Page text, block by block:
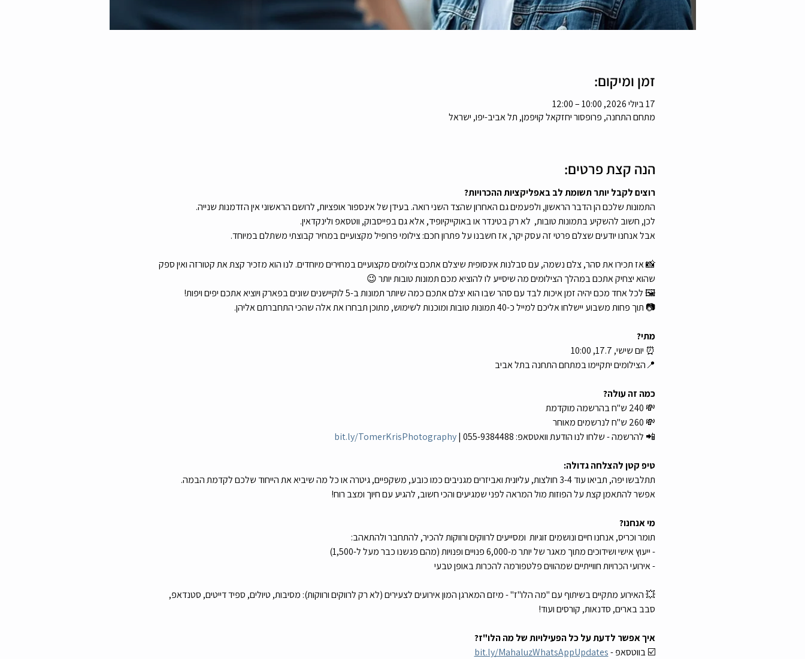
זמן ומיקום:
17 ביולי 2026, 10:00 – 12:00
מתחם התחנה, פרופסור יחזקאל קויפמן, תל אביב-יפו, ישראל
הנה קצת פרטים:
רוצים לקבל יותר תשומת לב באפליקציות ההכרויות?
התמונות שלכם הן הדבר הראשון, ולפעמים גם האחרון שהצד השני רואה. בעידן של אינספור אופציות, לרושם הראשוני אין הזדמנות שנייה.
לכן, חשוב להשקיע בתמונות טובות,  לא רק בטינדר או באוקייקיופיד, אלא גם בפייסבוק, ווטסאפ ולינקדאין.
אבל אנחנו יודעים שצלם פרטי זה עסק יקר, אז חשבנו על פתרון חכם: צילומי פרופיל מקצועיים במחיר קבוצתי משתלם במיוחד.
📸 אז תכירו את סהר, צלם נשמה, עם סבלנות אינסופית שיצלם אתכם צילומים מקצועיים במחירים מיוחדים. לנו הוא מזכיר קצת את קטורזה ואין ספק
שהוא יצחיק אתכם במהלך הצילומים מה שיסייע לו להוציא מכם תמונות טובות יותר 😉
🖼️ לכל אחד מכם יהיה זמן איכות לבד עם סהר שבו הוא יצלם אתכם כמה שיותר תמונות ב-5 לוקיישנים שונים בפארק ויוציא אתכם יפים ויפות!
📷 תוך פחות משבוע יישלחו אליכם למייל כ-40 תמונות טובות ומוכנות לשימוש, מתוכן תבחרו את אלה שהכי התחברתם אליהן.
מתי?
⏰ יום שישי, 17.7, 10:00
📍הצילומים יתקיימו במתחם התחנה בתל אביב
כמה זה עולה?
💸 240 ש"ח בהרשמה מוקדמת
💸 260 ש"ח לנרשמים מאוחר
📲 להרשמה - שלחו לנו הודעת וואטסאפ:
bit.ly/TomerKrisPhotography | 055-9384488
טיפ קטן להצלחה גדולה:
תתלבשו יפה, תביאו עוד 3-4 חולצות, עליונית ואביזרים מגניבים כמו כובע, משקפיים, גיטרה או כל מה שיביא את הייחוד שלכם לקדמת הבמה.
אפשר להתאמן קצת על הפוזות מול המראה לפני שמגיעים והכי חשוב, להגיע עם חיוך ומצב רוח!
מי אנחנו?
תומר וכריס, אנחנו חיים ונושמים זוגיות  ומסייעים לרווקים ורווקות להכיר, להתחבר ולהתאהב:
- ייעוץ אישי ושידוכים מתוך מאגר של יותר מ-6,000 פנויים ופנויות (מהם פגשנו כבר מעל ל-1,500)
- אירועי הכרויות חווייתיים שמהווים פלטפורמה להכרות באופן טבעי
💥 האירוע מתקיים בשיתוף עם "מה הלו"ז" - מיזם המארגן המון אירועים לצעירים (לא רק לרווקים ורווקות): מסיבות, טיולים, ספיד דייטים, סטנדאפ,
סבב בארים, סדנאות, קורסים ועוד!
איך אפשר לדעת על כל הפעילויות של מה הלו"ז?
☑️ בווטסאפ - bit.ly/MahaluzWhatsAppUpdates